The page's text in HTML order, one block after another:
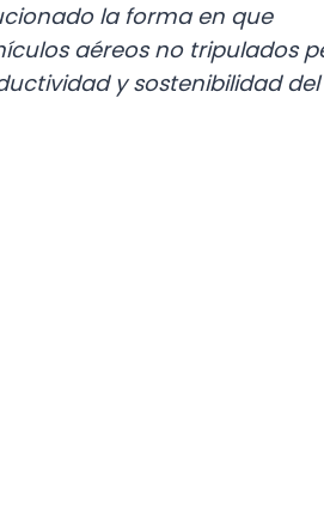
la forma en que
aéreos no tripulados
y sostenibilidad